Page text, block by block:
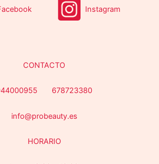
Instagram
CONTACTO
678723380
info@probeauty.es
HORARIO